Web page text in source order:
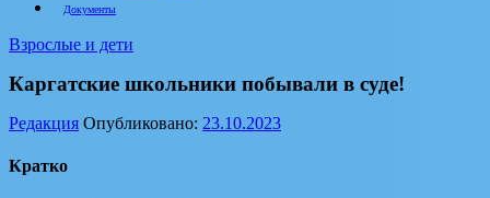
Документы
Взрослые и дети
Каргатские школьники побывали в суде!
Редакция Опубликовано: 23.10.2023
Кратко